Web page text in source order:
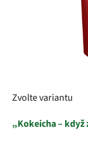
Zvolte variantu
„Kokeicha – když